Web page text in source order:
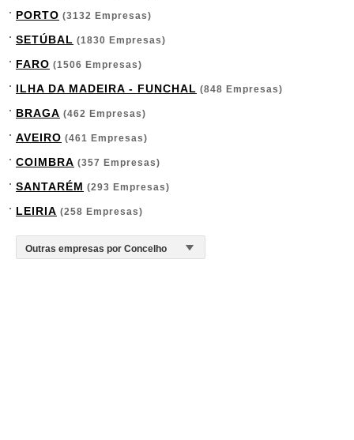
PORTO (3132 Empresas)
SETÚBAL (1830 Empresas)
FARO (1506 Empresas)
ILHA DA MADEIRA - FUNCHAL (848 Empresas)
BRAGA (462 Empresas)
AVEIRO (461 Empresas)
COIMBRA (357 Empresas)
SANTARÉM (293 Empresas)
LEIRIA (258 Empresas)